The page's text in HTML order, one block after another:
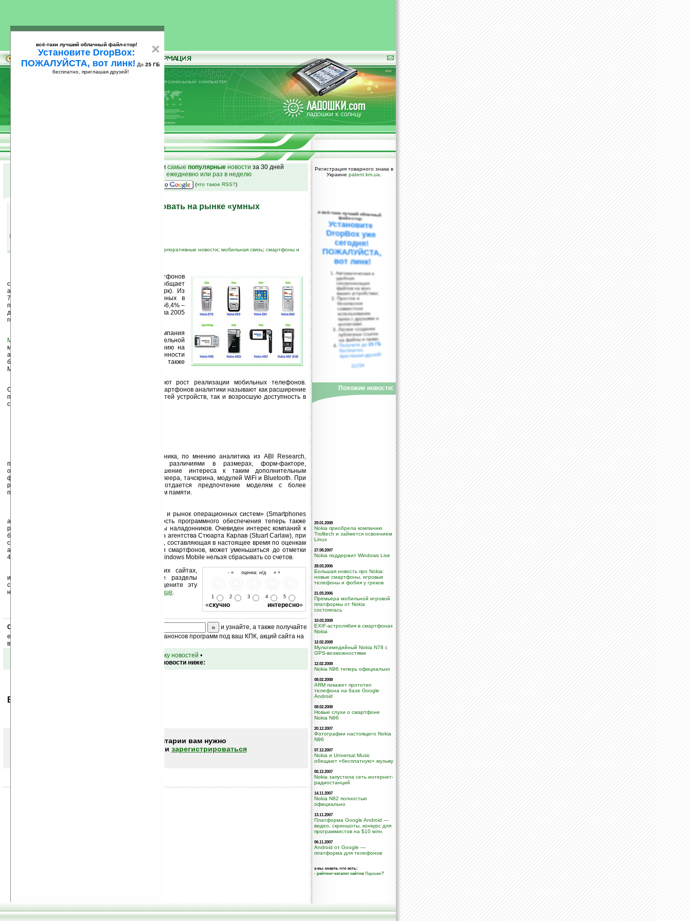
25
и самые популярные новости за 30 дней
на email ежедневно или раз в неделю
(что такое RSS?)
Nokia продолжает лидировать на рынке «умных
корпоративные новости; мобильная связь; смартфоны и
«По итогам 2006 года на мировом рынке смартфонов
сохранился прежний лидер – компания
», — сообщает
аналитическое агентство
(Нью Йорорк). Из
70,9 млн. единиц — общего количества проданных в
прошлом году в мире смартфонов, 40 млн. штук или 56,4% –
доля финской компании, что на 40,3% больше объема 2005
года, составившего 28,5 млн. ед.
На второй позиции по-прежнему находится компания
Motorola
с 8,5% долей мировых продаж. В значительной
мере своим успехом компания обязана продвижению на
азиатском рынке своих Linux-смартфонов (в особенности
благодаря «яркому» наладоннику A1200 Ming), а также
MotoQ на рынках американского континента.
Темпы роста продаж смартфонов опережают рост реализации мобильных телефонов.
Основными факторами увеличения популярности смартфонов аналитики называют как расширение
перечня предлагаемых функциональных возможностей устройств, так и возросшую доступность в
связи со снижением цен.
При выборе той или иной модели наладонника, по мнению аналитика из ABI Research,
пользователи, помимо цены, руководствуются различиями в размерах, форм-факторе,
операционной системе. Отмечено также повышение интереса к таким дополнительным
функциональным возможностям, как наличие МР3-плеера, тачскрина, модулей WiFi и Bluetooth. При
равном наборе функций и одинаковой цене отдается предпочтение моделям с более
производительным процессором, с большим объемом памяти.
В докладе фирмы ABI Research «Смартфоны и рынок операционных систем» (Smartphones
and the OS Market) отмечен тот факт, что стоимость программного обеспечения теперь также
рассматривается в качестве резерва снижения цены наладонников. Очевиден интерес компаний к
более дешевой системе Linux. По мнению директора агентства Стюарта Карлав (Stuart Carlaw), при
сохранении нынешних тенденций, доля ОС Symbian, составляющая в настоящее время по оценкам
аналитиков 73,6% рынка операционных систем для смартфонов, может уменьшиться до отметки
46%. Главными виновником называется Linux, но и Windows Mobile нельзя сбрасывать со счетов.
- « оценка: н/д » +
1 2 3 4 5
«скучно интересно»
Устанавливайте линк на Ладошки на своих сайтах,
изучайте коммерческую информацию, посещайте разделы
сайта (форум, чат, новости, файлы, прочие). Оцените эту
новость и оставьте свой комментарий
ниже на странице.
Скоро
и узнайте, а также получайте
ежедневный или еженедельный дайджест новостей, анонсов программ под ваш КПК, акций сайта на
ваш почтовый ящик.
вернуться к списку новостей •
Обсуждение этой новости ниже:
Ваше мнение будет первым.
Чтобы писать комментарии вам нужно
или зарегистрироваться
Регистрация товарного знака в
Украине patent.km.ua
×
всё-таки лучший облачный файл-стор!
Установите DropBox:
ПОЖАЛУЙСТА, вот линк! До 25 ГБ
бесплатно, приглашая друзей!
и всё-таки лучший облачный
файл-стор:
Установите
DropBox уже
сегодня!
ПОЖАЛУЙСТА,
вот линк!
Автоматическая и
удобная
синхронизация
файлов на всех
ваших устройствах;
Простое и
безопасное
совместное
использование
папок с друзьями и
коллегами;
Легкое создание
публичных ссылок
на файлы и папки;
Получите до25 ГБ
бесплатно,
приглашая друзей!
11234
Похожие новости:
29.01.2008
Nokia приобрела компанию
Trolltech и займется освоением
Linux
27.08.2007
Nokia поддержит Windows Live
28.03.2006
Большая новость про Nokia:
новые смартфоны, игровые
телефоны и фобия у греков
21.03.2006
Премьера мобильной игровой
платформы от Nokia
состоялась
10.03.2008
EXIF-астролябия в смартфонах
Nokia
12.02.2008
Мультимедийный Nokia N78 с
GPS-возможностями
12.02.2008
Nokia N96 теперь официально
08.02.2008
ARM покажет прототип
телефона на базе Google
Android
08.02.2008
Новые слухи о смартфоне
Nokia N96
20.12.2007
Фотографии настоящего Nokia
N96
07.12.2007
Nokia и Universal Music
обещают «бесплатную» музыку
05.12.2007
Nokia запустила сеть интернет-
радиостанций
14.11.2007
Nokia N82 полностью
официально
13.11.2007
Платформа Google Android —
видео, скриншоты, конкурс для
программистов на $10 млн.
06.11.2007
Android от Google —
платформа для телефонов
а вы знаете, что есть:
- рейтинг-каталог сайтов Ладошек?